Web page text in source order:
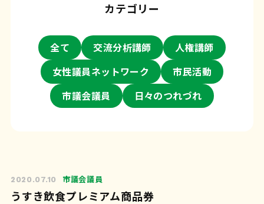
カテゴリー
全て 交流分析講師
人権講師
女性議員ネットワーク
市民活動
市議会議員
日々のつれづれ
2020.07.10 市議会議員
うすき飲食プレミアム商品券